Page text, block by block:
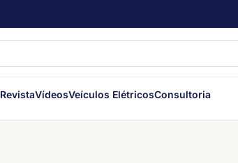
RevistaVídeosVeículos ElétricosConsultoria